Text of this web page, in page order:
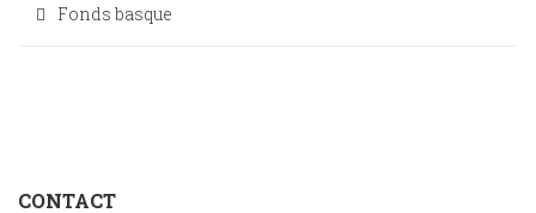
Fonds basque
CONTACT